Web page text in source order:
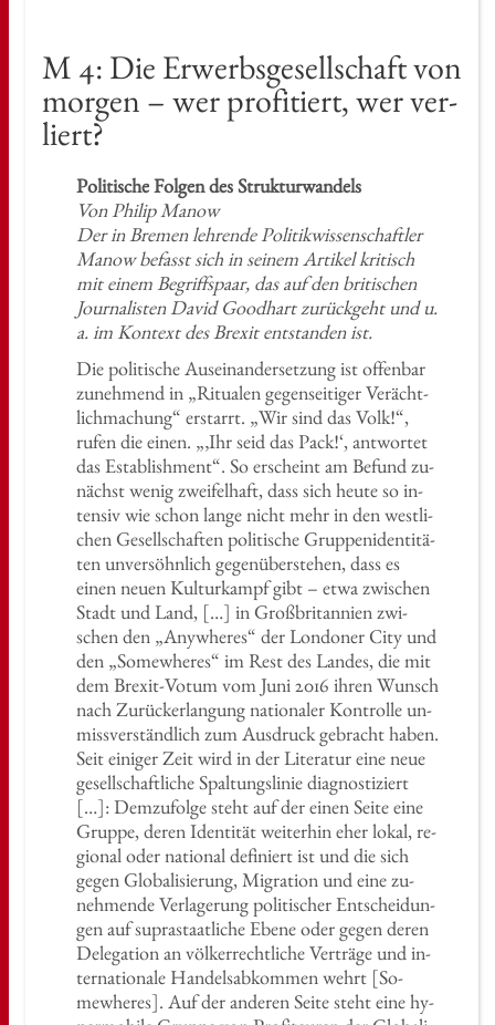
M 4: Die Er­werbs­ge­sell­schaft von
mor­gen – wer pro­fi­tiert, wer ver­
liert?
Po­li­ti­sche Fol­gen des Struk­tur­wan­dels
Von Phi­lip Manow
Der in Bre­men leh­ren­de Po­li­tik­wis­sen­schaft­ler
Manow be­fasst sich in sei­nem Ar­ti­kel kri­tisch
mit einem Be­griffs­paar, das auf den bri­ti­schen
Jour­na­lis­ten David Good­hart zu­rück­geht und u.
a. im Kon­text des Brex­it ent­stan­den ist.
Die po­li­ti­sche Aus­ein­an­der­set­zung ist of­fen­bar
zu­neh­mend in „Ri­tua­len ge­gen­sei­ti­ger Ver­ächt­
lich­ma­chung“ er­starrt. „Wir sind das Volk!“,
rufen die einen. „‚Ihr seid das Pack!‘, ant­wor­tet
das Es­ta­blish­ment“. So er­scheint am Be­fund zu­
nächst wenig zwei­fel­haft, dass sich heute so in­
ten­siv wie schon lange nicht mehr in den west­li­
chen Ge­sell­schaf­ten po­li­ti­sche Grup­pen­iden­ti­tä­
ten un­ver­söhn­lich ge­gen­über­ste­hen, dass es
einen neuen Kul­tur­kampf gibt – etwa zwi­schen
Stadt und Land, […] in Groß­bri­tan­ni­en zwi­
schen den „Anyw­he­res“ der Lon­do­ner City und
den „So­mew­he­res“ im Rest des Lan­des, die mit
dem Brex­it-Votum vom Juni 2016 ihren Wunsch
nach Zu­rücker­lan­gung na­tio­na­ler Kon­trol­le un­
miss­ver­ständ­lich zum Aus­druck ge­bracht haben.
Seit ei­ni­ger Zeit wird in der Li­te­ra­tur eine neue
ge­sell­schaft­li­che Spal­tungs­li­nie dia­gnos­ti­ziert
[…]: Dem­zu­fol­ge steht auf der einen Seite eine
Grup­pe, deren Iden­ti­tät wei­ter­hin eher lokal, re­
gio­nal oder na­tio­nal de­fi­niert ist und die sich
gegen Glo­ba­li­sie­rung, Mi­gra­ti­on und eine zu­
neh­men­de Ver­la­ge­rung po­li­ti­scher Ent­schei­dun­
gen auf su­pra­staat­li­che Ebene oder gegen deren
De­le­ga­ti­on an völ­ker­recht­li­che Ver­trä­ge und in­
ter­na­tio­na­le Han­dels­ab­kom­men wehrt [So­
mew­he­res]. Auf der an­de­ren Seite steht eine hy­